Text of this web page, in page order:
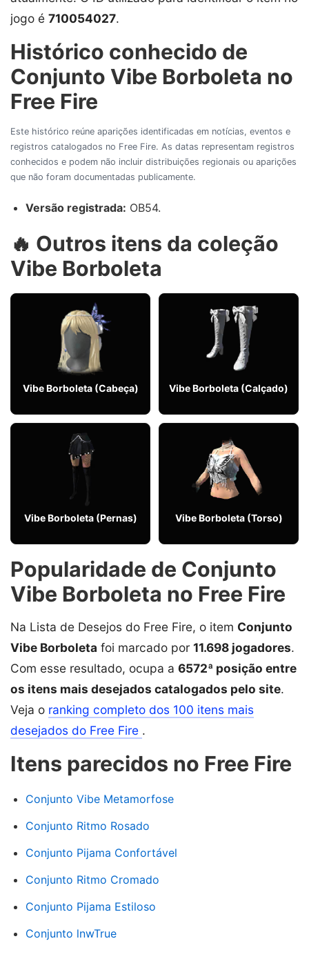
jogo é 710054027.
Histórico conhecido de
Conjunto Vibe Borboleta no
Free Fire
Este histórico reúne aparições identificadas em notícias, eventos e
registros catalogados no Free Fire. As datas representam registros
conhecidos e podem não incluir distribuições regionais ou aparições
que não foram documentadas publicamente.
Versão registrada: OB54.
🔥 Outros itens da coleção
Vibe Borboleta
Vibe Borboleta (Cabeça) Vibe Borboleta (Calçado)
Vibe Borboleta (Pernas) Vibe Borboleta (Torso)
Popularidade de Conjunto
Vibe Borboleta no Free Fire
Na Lista de Desejos do Free Fire, o item Conjunto
Vibe Borboleta foi marcado por 11.698 jogadores.
Com esse resultado, ocupa a 6572ª posição entre
os itens mais desejados catalogados pelo site.
Veja o ranking completo dos 100 itens mais
desejados do Free Fire .
Itens parecidos no Free Fire
Conjunto Vibe Metamorfose
Conjunto Ritmo Rosado
Conjunto Pijama Confortável
Conjunto Ritmo Cromado
Conjunto Pijama Estiloso
Conjunto lnwTrue